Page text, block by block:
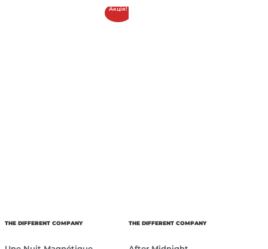
Акція!
THE DIFFERENT COMPANY THE DIFFERENT COMPANY